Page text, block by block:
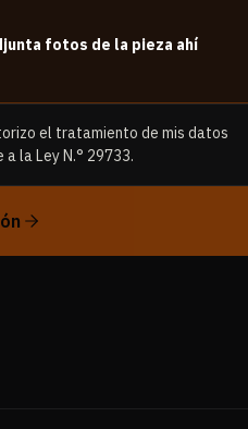
fotos de la pieza ahí
el tratamiento de mis datos
la Ley N.° 29733.